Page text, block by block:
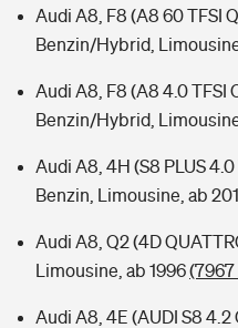
Audi A8, F8 (A8 60 TFSI
Benzin/Hybrid,
Audi A8, F8 (A8 4.0 TFSI
Benzin/Hybrid,
Audi A8, 4H (S8 PLUS
Benzin, Limousine, ab
Audi A8, Q2 (4D
Limousine, ab 1996
Audi A8, 4E (AUDI S8 4.2